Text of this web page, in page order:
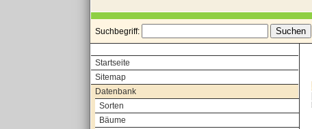
Suchbegriff:
Startseite
Sitemap
Datenbank
Sorten
Bäume